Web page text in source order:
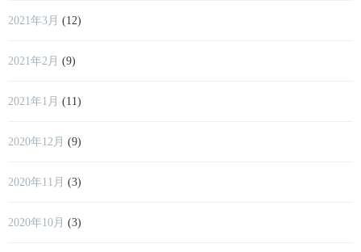
2021年3月 (12)
2021年2月 (9)
2021年1月 (11)
2020年12月 (9)
2020年11月 (3)
2020年10月 (3)